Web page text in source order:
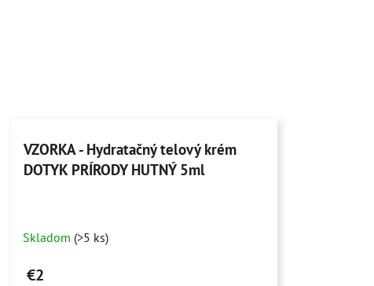
VZORKA - Hydratačný telový krém
DOTYK PRÍRODY HUTNÝ 5ml
hodnotenie
produktu
Skladom (>5 ks)
€2